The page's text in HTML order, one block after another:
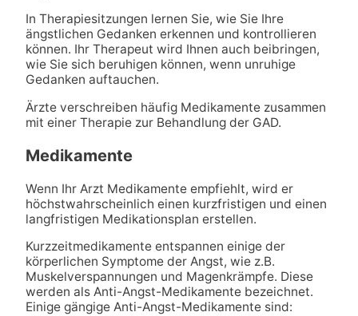
In Therapiesitzungen lernen Sie, wie Sie Ihre
ängstlichen Gedanken erkennen und kontrollieren
können. Ihr Therapeut wird Ihnen auch beibringen,
wie Sie sich beruhigen können, wenn unruhige
Gedanken auftauchen.
Ärzte verschreiben häufig Medikamente zusammen
mit einer Therapie zur Behandlung der GAD.
Medikamente
Wenn Ihr Arzt Medikamente empfiehlt, wird er
höchstwahrscheinlich einen kurzfristigen und einen
langfristigen Medikationsplan erstellen.
Kurzzeitmedikamente entspannen einige der
körperlichen Symptome der Angst, wie z.B.
Muskelverspannungen und Magenkrämpfe. Diese
werden als Anti-Angst-Medikamente bezeichnet.
Einige gängige Anti-Angst-Medikamente sind: